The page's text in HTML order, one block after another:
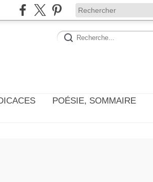
POÉSIE, SOMMAIRE